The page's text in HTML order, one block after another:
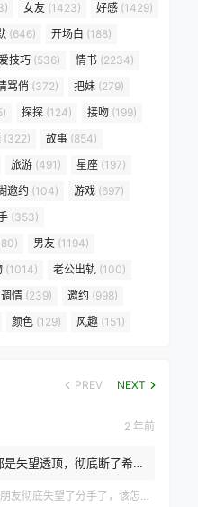
女友 (1423) 好感 (1429)
(646) 开场白 (188)
技巧 (536) 情书 (2234)
骂俏 (372) 把妹 (279)
探探 (124) 接吻 (199)
(322) 故事 (854)
旅游 (491) 星座 (197)
邀约 (104) 游戏 (697)
(353)
男友 (1194)
(1014) 老公出轨 (100)
调情 (239) 邀约 (998)
颜色 (129) 风趣 (151)
PREV NEXT
2 年前
是失望透顶，彻底断了希
嘴上说...
友彻底失望了分手了，该怎么挽回？